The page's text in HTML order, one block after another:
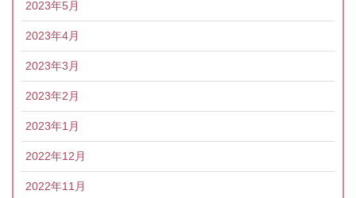
2023年5月
2023年4月
2023年3月
2023年2月
2023年1月
2022年12月
2022年11月